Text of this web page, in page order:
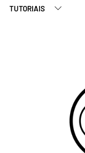
TUTORIAIS